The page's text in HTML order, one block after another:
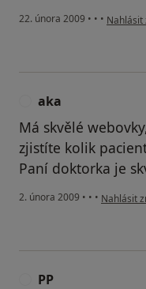
22. února 2009 • • • podle
Nahlásit
aka
Má skvělé
zjistíte kolik
Paní doktorka je
2. února 2009 • • • podle
Nahlásit
PP